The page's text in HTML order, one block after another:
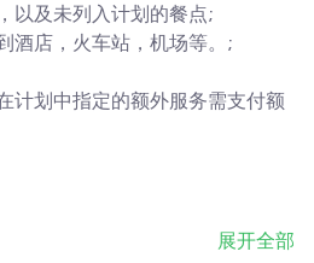
以及未列入计划的餐点;
酒店，火车站，机场等。;
计划中指定的额外服务需支付额
展开全部